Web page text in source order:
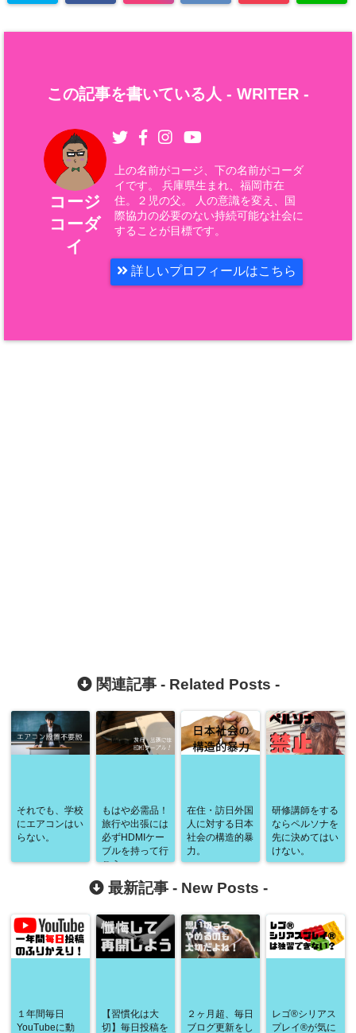
この記事を書いている人 - WRITER -
コージ
コーダ
イ
上の名前がコージ、下の名前がコーダ
イです。 兵庫県生まれ、福岡市在
住。２児の父。 人の意識を変え、国
際協力の必要のない持続可能な社会に
することが目標です。
詳しいプロフィールはこちら
関連記事 - Related Posts -
それでも、学校
にエアコンはい
らない。
もはや必需品！
旅行や出張には
必ずHDMIケー
ブルを持って行
こう。
在住・訪日外国
人に対する日本
社会の構造的暴
力。
研修講師をする
ならペルソナを
先に決めてはい
けない。
最新記事 - New Posts -
１年間毎日
YouTubeに動
【習慣化は大
切】毎日投稿を
２ヶ月超、毎日
ブログ更新をし
レゴ®シリアス
プレイ®が気に